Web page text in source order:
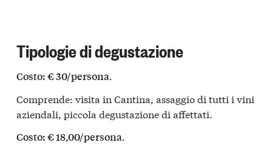
Tipologie di degustazione
Costo: € 30/persona.
Comprende: visita in Cantina, assaggio di tutti i vini
aziendali, piccola degustazione di affettati.
Costo: € 18,00/persona.